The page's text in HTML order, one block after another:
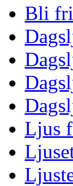
Bli
Ljus